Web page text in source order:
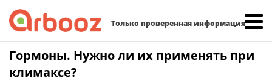
Только проверенная информация
Skip
Гормоны. Нужно ли их применять при
климаксе?
Найти: